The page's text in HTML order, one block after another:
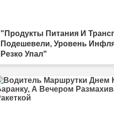
"Продукты Питания И
Подешевели, Уровень
Резко Упал"